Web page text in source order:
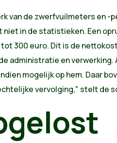
van de zwerfvuilmeters en -
niet in de statistieken. Een
tot 300 euro. Dit is de
administratie en verwerking.
mogelijk op hem. Daar
vervolging," stelt de